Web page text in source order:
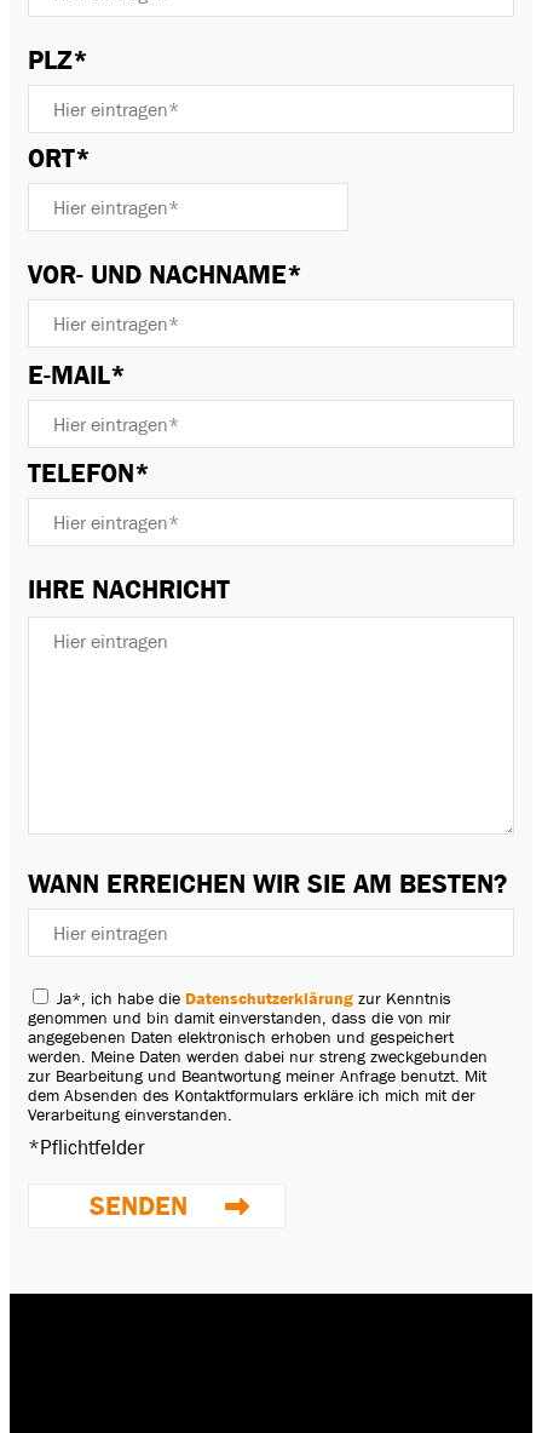
PLZ*
ORT*
VOR- UND NACHNAME*
BITTE
LASSE
DIESES
FELD
LEER.
E-MAIL*
TELEFON*
IHRE NACHRICHT
WANN ERREICHEN WIR SIE AM BESTEN?
Ja*, ich habe die Datenschutzerklärung zur Kenntnis
genommen und bin damit einverstanden, dass die von mir
angegebenen Daten elektronisch erhoben und gespeichert
werden. Meine Daten werden dabei nur streng zweckgebunden
zur Bearbeitung und Beantwortung meiner Anfrage benutzt. Mit
dem Absenden des Kontaktformulars erkläre ich mich mit der
Verarbeitung einverstanden.
*Pflichtfelder